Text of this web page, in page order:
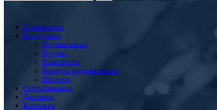
О компании
Продукция
Подшипники
Втулки
Комплекты
Корпуса подшипников
Шарики
Сертификация
Доставка
Контакты